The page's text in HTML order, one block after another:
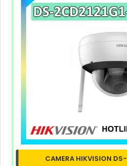
CAMERA HIKVISION